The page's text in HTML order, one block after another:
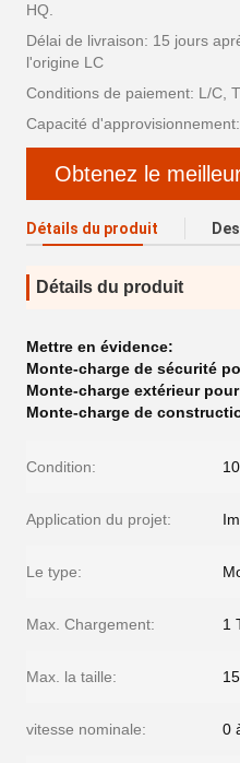
HQ.
Délai de livraison: 15 jours
l'origine LC
Conditions de paiement: L/C,
Capacité
Obtenez le
Détails du produit
Détails du produit
Mettre en évidence:
Monte-charge de sécurité
Monte-charge extérieur
Monte-charge de
Condition:
Application du projet:
Le type:
Max. Chargement: 1
Max. la taille:
vitesse nominale: 0